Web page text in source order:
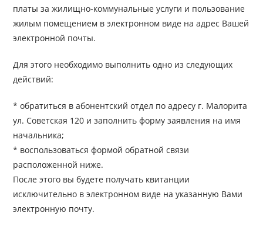
платы за жилищно-коммунальные услуги и пользование
жилым помещением в электронном виде на адрес Вашей
электронной почты.
Для этого необходимо выполнить одно из следующих
действий:
* обратиться в абонентский отдел по адресу г. Малорита
ул. Советская 120 и заполнить форму заявления на имя
начальника;
* воспользоваться формой обратной связи
расположенной ниже.
После этого вы будете получать квитанции
исключительно в электронном виде на указанную Вами
электронную почту.